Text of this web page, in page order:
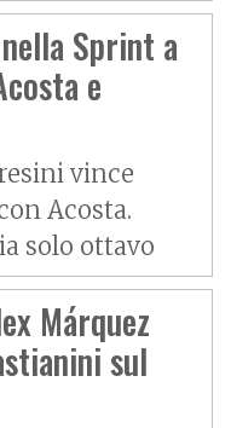
Sprint a
e
vince
Acosta.
solo ottavo
Márquez
sul